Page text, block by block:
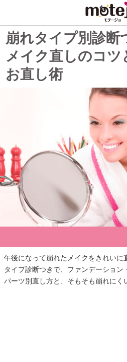
崩れタイプ別診断
メイク直しのコツ
お直し術
午後になって崩れたメイクをきれいに
タイプ診断つきで、ファンデーショ
パーツ別直し方と、そもそも崩れにく